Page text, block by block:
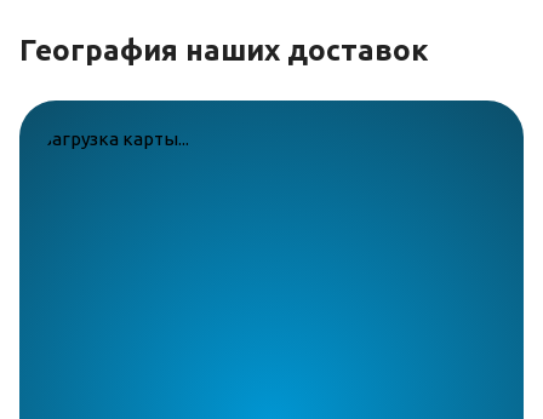
География наших доставок
загрузка карты...